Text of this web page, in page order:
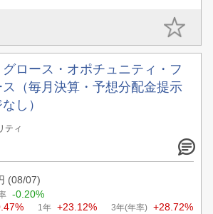
ロース・オポチュニティ・フ
（毎月決算・予想分配金提示
し）
ティ
(08/07)
-0.20%
1年 +23.12% 3年(年率) +28.72%